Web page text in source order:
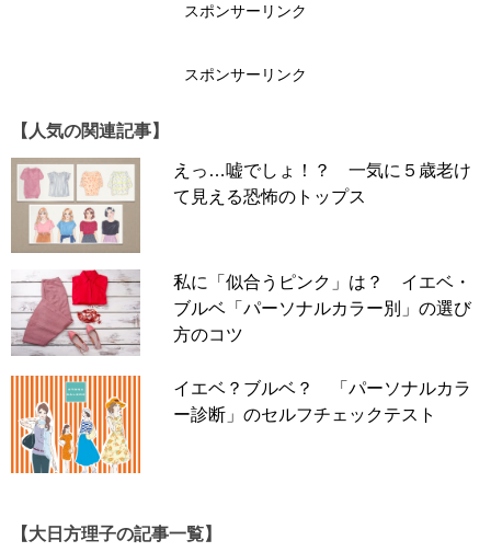
CASETiFYのスマホケース
左、中央：レザーケース5200円（税抜）～、右：ハンドベルト ケース8200円
（税抜）～／CASETiFY
CASETiFYは「インスタグラムの写真でスマホケースを作
に火が付きました。持続可能な社会の実現を目標に掲げ、
スポンサーリンク
スポンサーリンク
【人気の関連記事】
えっ…嘘でしょ！？ 一気に５歳老け
て見える恐怖のトップス
私に「似合うピンク」は？ イエベ・
ブルベ「パーソナルカラー別」の選び
方のコツ
イエベ？ブルベ？ 「パーソナルカラ
ー診断」のセルフチェックテスト
【大日方理子の記事一覧】